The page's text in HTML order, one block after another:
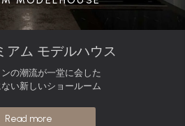
アム モデルハウス
の潮流が一堂に会した
ない新しいショールーム
Read more